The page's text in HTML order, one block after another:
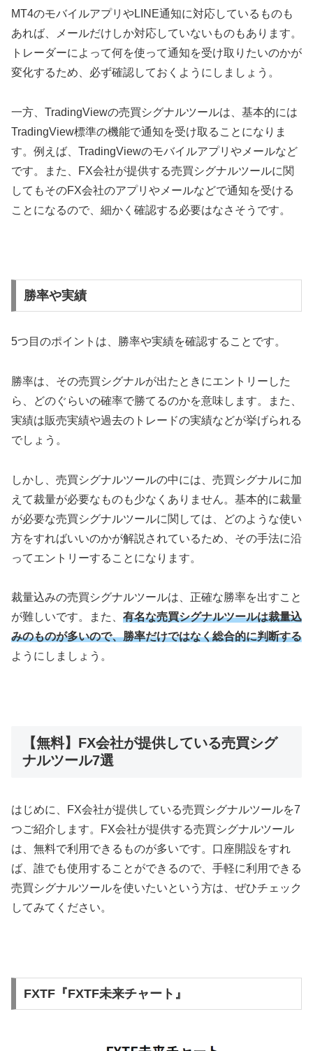
MT4のモバイルアプリやLINE通知に対応しているものも
あれば、メールだけしか対応していないものもあります。
トレーダーによって何を使って通知を受け取りたいのかが
変化するため、必ず確認しておくようにしましょう。
一方、 TradingViewの売買シグナルツールは、基本的には
TradingView標準の機能で通知を受け取ることになりま
す。例えば、 TradingViewのモバイルアプリやメールなど
です。また、
FX会社が提供する売買シグナルツールに関
してもそのFX会社のアプリやメールなどで通知を受ける
ことになるので、細かく確認する必要はなさそうです。
勝率や実績
5つ目のポイントは、勝率や実績を確認することです。
勝率は、その売買シグナルが出たときにエントリーした
ら、どのぐらいの確率で勝てるのかを意味します。また、
実績は販売実績や過去のトレードの実績などが挙げられる
でしょう。
しかし、売買シグナルツールの中には、売買シグナルに加
えて裁量が必要なものも少なくありません。基本的に裁量
が必要な売買シグナルツールに関しては、どのような使い
方をすればいいのかが解説されているため、その手法に沿
ってエントリーすることになります。
裁量込みの売買シグナルツールは、正確な勝率を出すこと
が難しいです。また、 有名な売買シグナルツールは裁量込
みのものが多いので、勝率だけではなく総合的に判断する
ようにしましょう。
【無料】FX会社が提供している売買シグ
ナルツール7選
はじめに、 FX会社が提供している売買シグナルツールを7
つご紹介します。
FX会社が提供する売買シグナルツール
は、無料で利用できるものが多いです。口座開設をすれ
ば、誰でも使用することができるので、手軽に利用できる
売買シグナルツールを使いたいという方は、ぜひチェック
してみてください。
FXTF『FXTF未来チャート』